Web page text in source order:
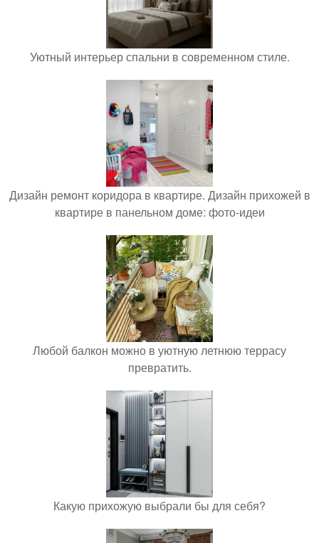
Уютный интерьер спальни в современном стиле.
Дизайн ремонт коридора в квартире. Дизайн прихожей в
квартире в панельном доме: фото-идеи
Любой балкон можно в уютную летнюю террасу
превратить.
Какую прихожую выбрали бы для себя?